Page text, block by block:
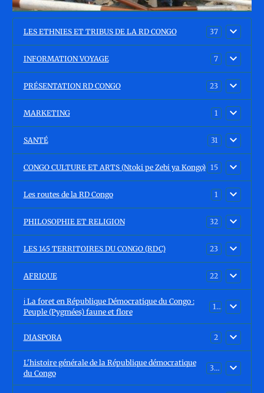
LES ETHNIES ET TRIBUS DE LA RD CONGO 37
INFORMATION VOYAGE 7
PRÉSENTATION RD CONGO 23
MARKETING 1
SANTÉ 31
CONGO CULTURE ET ARTS (Ntoki pe Zebi ya Kongo) 15
Les routes de la RD Congo 1
PHILOSOPHIE ET RELIGION 32
LES 145 TERRITOIRES DU CONGO (RDC) 23
AFRIQUE 22
ℹ️ La foret en République Démocratique du Congo :
Peuple (Pygmées) faune et flore
15
DIASPORA 2
L'histoire générale de la République démocratique
du Congo
30